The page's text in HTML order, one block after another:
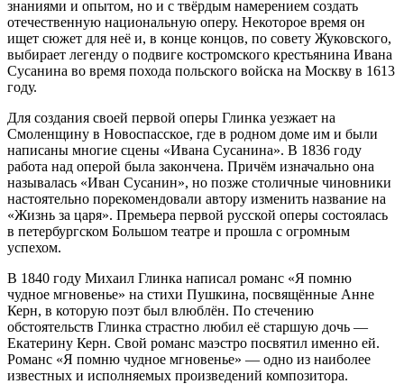
знаниями и опытом, но и с твёрдым намерением создать
отечественную национальную оперу. Некоторое время он
ищет сюжет для неё и, в конце концов, по совету Жуковского,
выбирает легенду о подвиге костромского крестьянина Ивана
Сусанина во время похода польского войска на Москву в 1613
году.
Для создания своей первой оперы Глинка уезжает на
Смоленщину в Новоспасское, где в родном доме им и были
написаны многие сцены «Ивана Сусанина». В 1836 году
работа над оперой была закончена. Причём изначально она
называлась «Иван Сусанин», но позже столичные чиновники
настоятельно порекомендовали автору изменить название на
«Жизнь за царя». Премьера первой русской оперы состоялась
в петербургском Большом театре и прошла с огромным
успехом.
В 1840 году Михаил Глинка написал романс «Я помню
чудное мгновенье» на стихи Пушкина, посвящённые Анне
Керн, в которую поэт был влюблён. По стечению
обстоятельств Глинка страстно любил её старшую дочь —
Екатерину Керн. Свой романс маэстро посвятил именно ей.
Романс «Я помню чудное мгновенье» — одно из наиболее
известных и исполняемых произведений композитора.